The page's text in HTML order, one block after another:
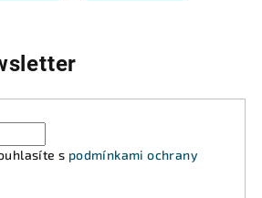
s podmínkami ochrany